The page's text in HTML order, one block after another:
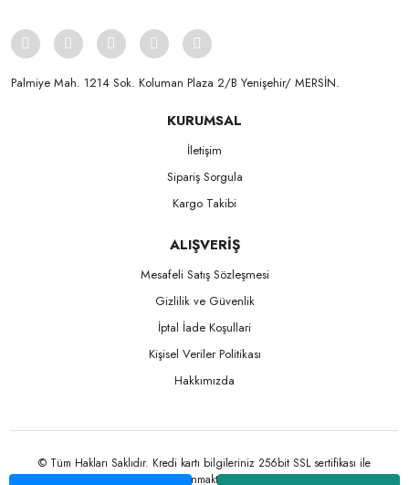
Palmiye Mah. 1214 Sok. Koluman Plaza 2/B Yenişehir/ MERSİN.ㅤㅤㅤㅤㅤㅤㅤㅤㅤㅤㅤㅤㅤㅤㅤㅤㅤㅤㅤㅤㅤㅤㅤㅤㅤㅤㅤㅤㅤㅤㅤㅤㅤㅤㅤ ㅤㅤㅤㅤㅤㅤㅤㅤㅤㅤ
KURUMSAL
İletişim
Sipariş Sorgula
Kargo Takibi
ALIŞVERİŞ
Mesafeli Satış Sözleşmesi
Gizlilik ve Güvenlik
İptal İade Koşullari
Kişisel Veriler Politikası
Hakkımızda
© Tüm Hakları Saklıdır. Kredi kartı bilgileriniz 256bit SSL sertifikası ile
korunmaktadır.